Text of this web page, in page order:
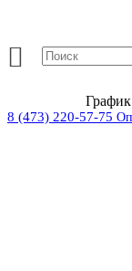
8 (473) 220-57-75